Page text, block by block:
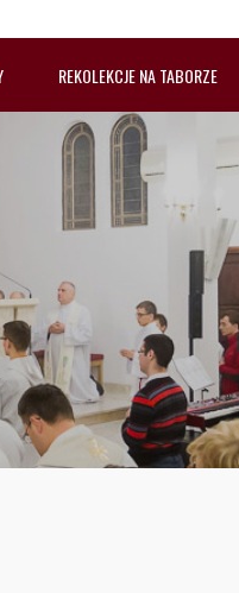
REKOLEKCJE NA TABORZE